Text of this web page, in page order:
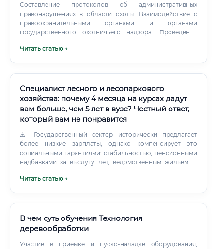
Составление протоколов об административных
правонарушениях в области охоты. Взаимодействие с
правоохранительными органами и органами
государственного охотничьего надзора. Проведение
правилах охоты и природоохранном законодательстве.
Читать статью →
Специалист лесного и лесопаркового
хозяйства: почему 4 месяца на курсах дадут
вам больше, чем 5 лет в вузе? Честный ответ,
который вам не понравится
⚠️ Государственный сектор исторически предлагает
более низкие зарплаты, однако компенсирует это
социальными гарантиями: стабильностью, пенсионными
надбавками за выслугу лет, ведомственным жильём (в
условиях. Где платят больше всего: региональный обзор
развитым лесопарковым хозяйством.
Читать статью →
В чем суть обучения Технология
деревообработки
Участие в приемке и пуско-наладке оборудования,